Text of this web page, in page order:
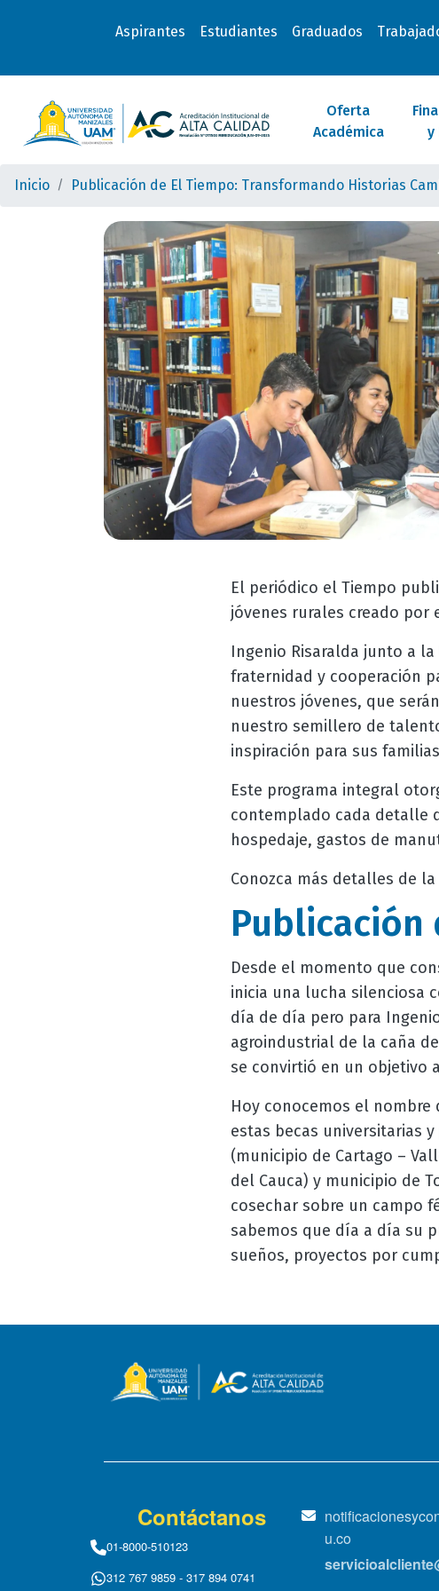
Aspirantes Estudiantes Graduados
Oferta
Académica
y
Inicio Publicación de El Tiempo: Transformando Historias
El periódico el Tiempo
jóvenes rurales creado por
Ingenio Risaralda junto a
fraternidad y cooperación
nuestros jóvenes, que
nuestro semillero de
inspiración para sus
Este programa integral
contemplado cada detalle
hospedaje, gastos de
Conozca más detalles de
Publicación
Desde el momento que
inicia una lucha silenciosa
día de día pero para
agroindustrial de la caña
se convirtió en un objetivo
Hoy conocemos el
estas becas universitarias
(municipio de Cartago –
del Cauca) y municipio de
cosechar sobre un campo
sabemos que día a día su
sueños, proyectos por
Contáctanos
01-8000-510123
312 767 9859 - 317 894 0741
u.co